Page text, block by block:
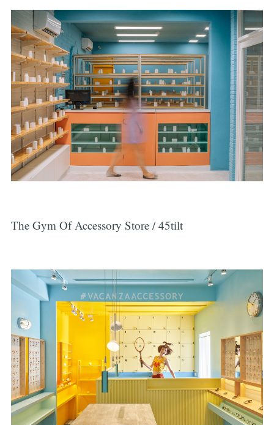
The Gym Of Accessory Store / 45tilt